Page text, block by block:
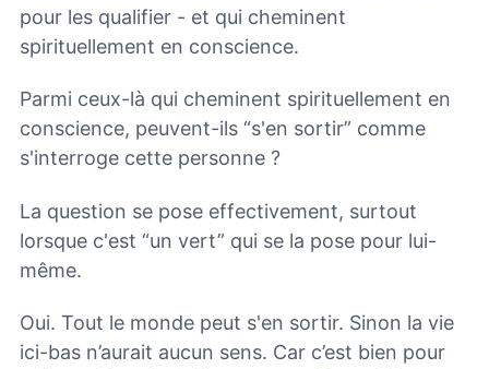
pour les qualifier - et qui cheminent
spirituellement en conscience.
Parmi ceux-là qui cheminent spirituellement en
conscience, peuvent-ils “s'en sortir” comme
s'interroge cette personne ?
La question se pose effectivement, surtout
lorsque c'est “un vert” qui se la pose pour lui-
même.
Oui. Tout le monde peut s'en sortir. Sinon la vie
ici-bas n’aurait aucun sens. Car c’est bien pour